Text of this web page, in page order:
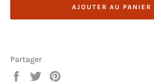
AJOUTER AU PANIER
Partager
PartagerTweeter